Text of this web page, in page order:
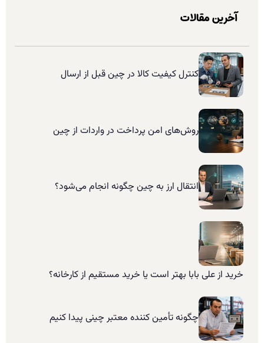
آخرین مقالات
کنترل کیفیت کالا در چین قبل از ارسال
روش‌های امن پرداخت در واردات از چین
انتقال ارز به چین چگونه انجام می‌شود؟
خرید از علی بابا بهتر است یا خرید مستقیم از کارخانه؟
چگونه تأمین کننده معتبر چینی پیدا کنیم